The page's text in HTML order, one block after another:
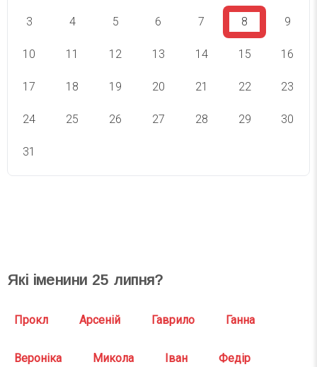
3 4 5 6 7 8 9
10 11 12 13 14 15 16
17 18 19 20 21 22 23
24 25 26 27 28 29 30
31
Які іменини 25 липня?
Прокл Арсеній Гаврило Ганна
Вероніка Микола Іван Федір